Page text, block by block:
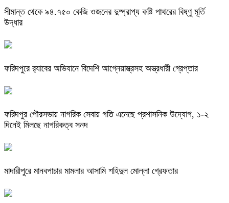
সীমান্ত থেকে ৯৪.৭৫০ কেজি ওজনের দুষ্প্রাপ্য কষ্টি পাথরের বিষ্ণু মূর্তি
উদ্ধার
ফরিদপুরে র‌্যাবের অভিযানে বিদেশি আগ্নেয়াস্ত্রসহ অস্ত্রধারী গ্রেপ্তার
ফরিদপুর পৌরসভায় নাগরিক সেবায় গতি এনেছে প্রশাসনিক উদ্যোগ, ১-২
দিনেই মিলছে নাগরিকত্ব সনদ
মাদারীপুরে মানবপাচার মামলার আসামি শহিদুল মোল্লা গ্রেফতার